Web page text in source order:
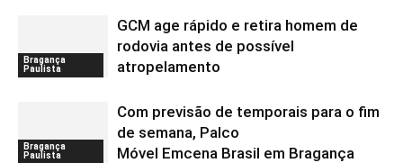
Bragança
Paulista
GCM age rápido e retira homem de
rodovia antes de possível
atropelamento
Bragança
Paulista
Com previsão de temporais para o fim
de semana, Palco
Móvel Emcena Brasil em Bragança